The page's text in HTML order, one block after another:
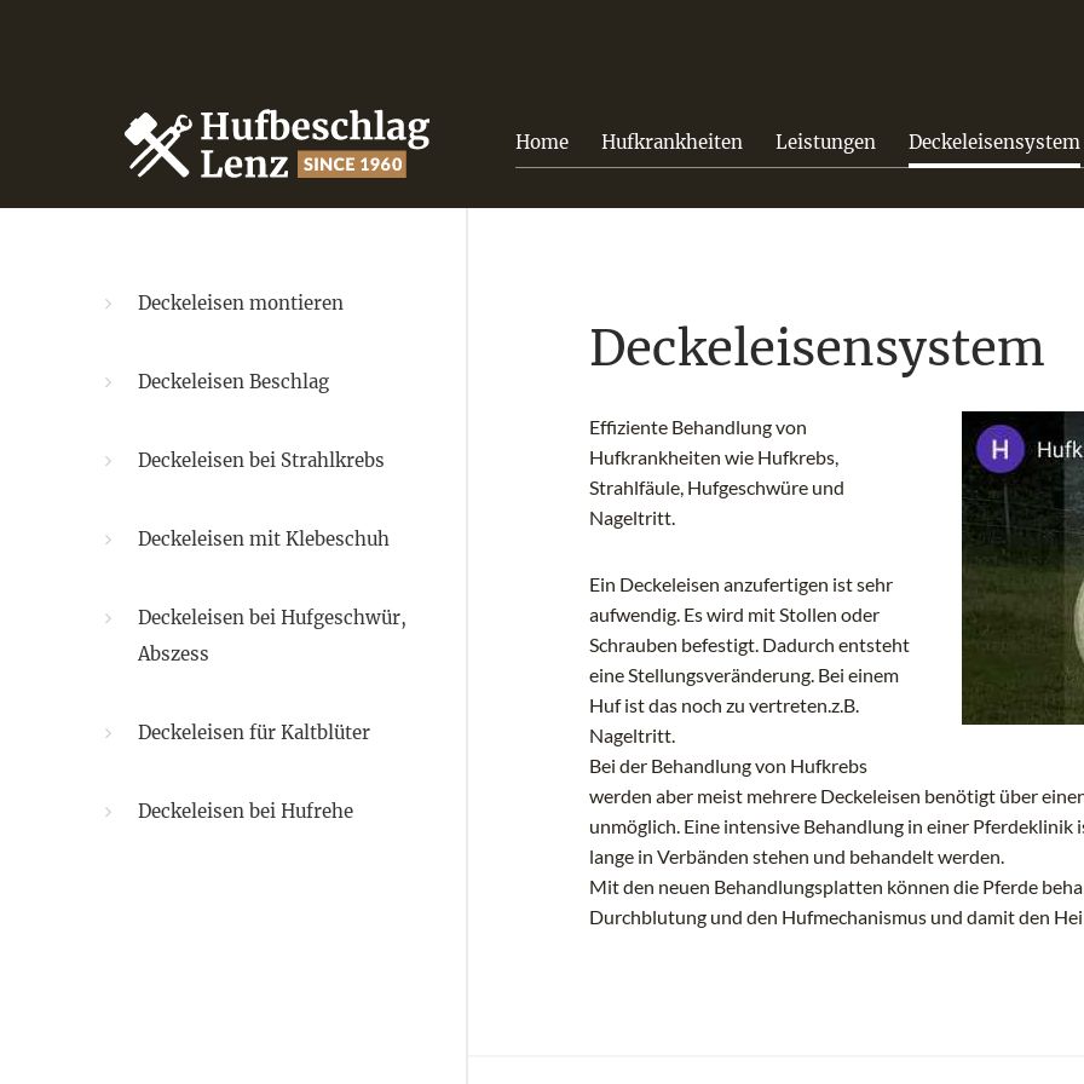
Home Hufkrankheiten Leistungen Deckeleisensystem
Deckeleisen montieren
Deckeleisen Beschlag
Deckeleisen bei Strahlkrebs
Deckeleisen mit Klebeschuh
Deckeleisen bei Hufgeschwür,
Abszess
Deckeleisen für Kaltblüter
Deckeleisen bei Hufrehe
Deckeleisensystem
Effiziente Behandlung von
Hufkrankheiten wie Hufkrebs,
Strahlfäule, Hufgeschwüre und
Nageltritt.
Ein Deckeleisen anzufertigen ist sehr
aufwendig. Es wird mit Stollen oder
Schrauben befestigt. Dadurch entsteht
eine Stellungsveränderung. Bei einem
Huf ist das noch zu vertreten.z.B.
Nageltritt.
Bei der Behandlung von Hufkrebs
werden aber meist mehrere Deckeleisen benötigt über
unmöglich. Eine intensive Behandlung in einer
lange in Verbänden stehen und behandelt werden.
Mit den neuen Behandlungsplatten können die Pferde
Durchblutung und den Hufmechanismus und damit den